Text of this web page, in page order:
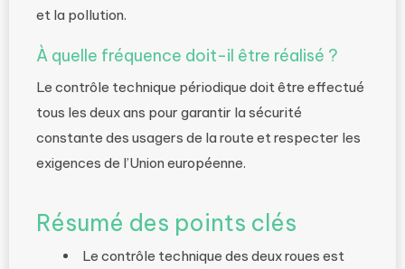
et la pollution.
À quelle fréquence doit-il être réalisé ?
Le contrôle technique périodique doit être effectué
tous les deux ans pour garantir la sécurité
constante des usagers de la route et respecter les
exigences de l’Union européenne.
Résumé des points clés
Le contrôle technique des deux roues est